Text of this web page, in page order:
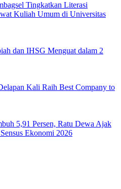
Tingkatkan Literasi
Kuliah Umum di Universitas
dan IHSG Menguat dalam 2
Kali Raih Best Company to
5,91 Persen, Ratu Dewa Ajak
Ekonomi 2026